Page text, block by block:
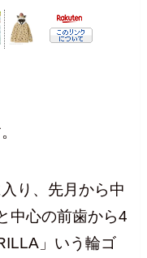
り、先月から中
中心の前歯から4
」いう輪ゴ